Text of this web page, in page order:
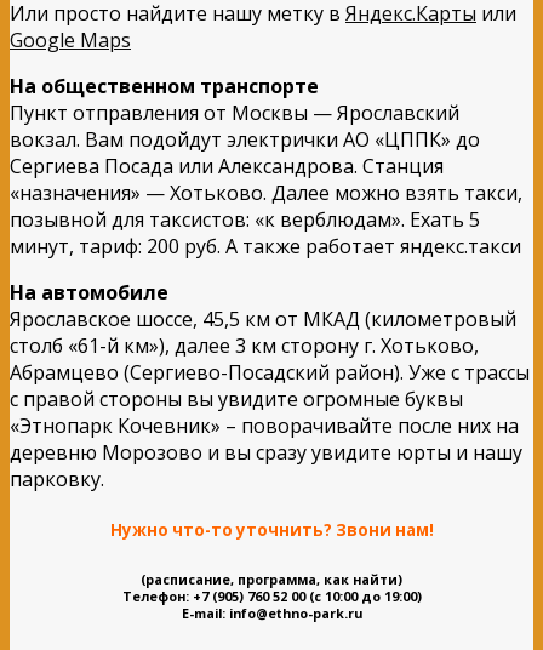
Или просто найдите нашу метку в Яндекс.Карты или
Google Maps
На общественном транспорте
Пункт отправления от Москвы — Ярославский
вокзал. Вам подойдут электрички АО «ЦППК» до
Сергиева Посада или Александрова. Станция
«назначения» — Хотьково. Далее можно взять такси,
позывной для таксистов: «к верблюдам». Ехать 5
минут, тариф: 200 руб. А также работает яндекс.такси
На автомобиле
Ярославское шоссе, 45,5 км от МКАД (километровый
столб «61-й км»), далее 3 км сторону г. Хотьково,
Абрамцево (Сергиево-Посадский район). Уже с трассы
c правой стороны вы увидите огромные буквы
«Этнопарк Кочевник» – поворачивайте после них на
деревню Морозово и вы сразу увидите юрты и нашу
парковку.
Нужно что-то уточнить? Звони нам!
(расписание, программа, как найти)
Телефон: +7 (905) 760 52 00 (с 10:00 до 19:00)
E-mail: info@ethno-park.ru